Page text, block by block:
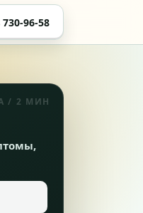
730-96-58